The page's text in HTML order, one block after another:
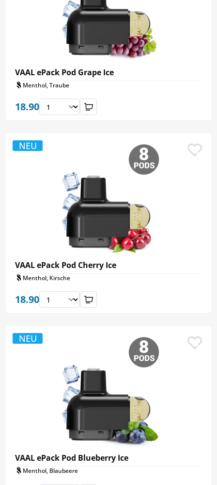
VAAL ePack Pod Grape Ice
Menthol, Traube
18.90
VAAL ePack Pod Cherry Ice
Menthol, Kirsche
18.90
NEU
VAAL ePack Pod Blueberry Ice
Menthol, Blaubeere
NEU